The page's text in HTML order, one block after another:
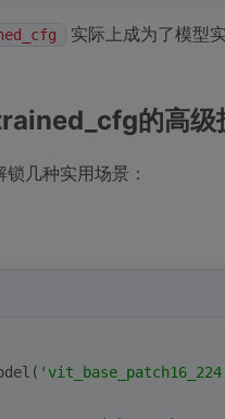
实际上成为了模型
的高级
几种实用场景：